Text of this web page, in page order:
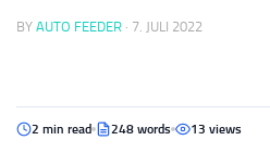
BY AUTO FEEDER · 7. JULI 2022
2 min read 248 words 13 views